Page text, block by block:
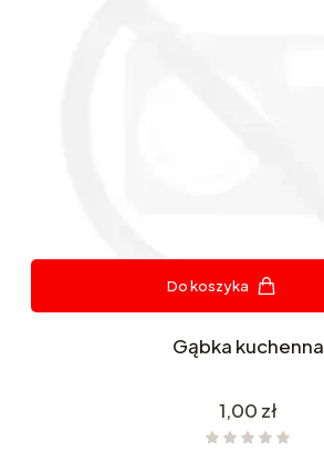
Do koszyka
Gąbka kuchenna
Cena
1,00 zł